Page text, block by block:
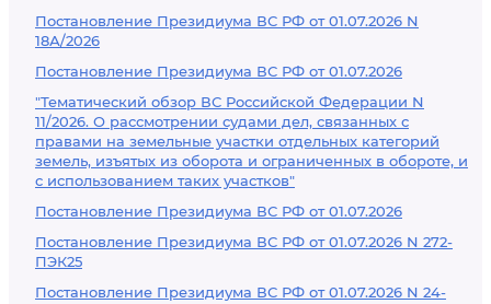
Постановление Президиума ВС РФ от 01.07.2026 N
18А/2026
Постановление Президиума ВС РФ от 01.07.2026
"Тематический обзор ВС Российской Федерации N
11/2026. О рассмотрении судами дел, связанных с
правами на земельные участки отдельных категорий
земель, изъятых из оборота и ограниченных в обороте, и
с использованием таких участков"
Постановление Президиума ВС РФ от 01.07.2026
Постановление Президиума ВС РФ от 01.07.2026 N 272-
ПЭК25
Постановление Президиума ВС РФ от 01.07.2026 N 24-